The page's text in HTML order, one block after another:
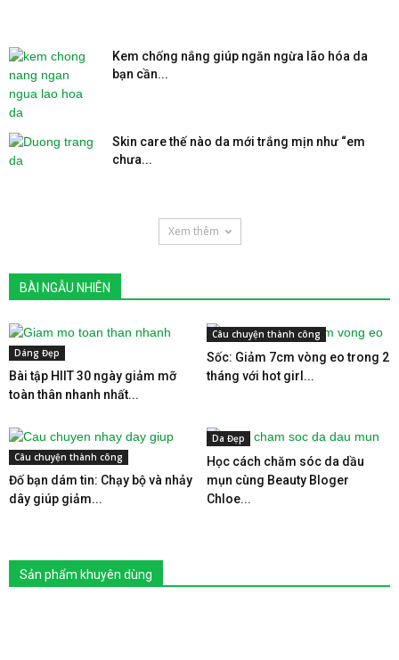
Kem chống nắng giúp ngăn ngừa lão hóa da
bạn cần...
Skin care thế nào da mới trắng mịn như “em
chưa...
Xem thêm
BÀI NGẪU NHIÊN
Dáng Đẹp
Bài tập HIIT 30 ngày giảm mỡ
toàn thân nhanh nhất...
Câu chuyện thành công
Sốc: Giảm 7cm vòng eo trong 2
tháng với hot girl...
Câu chuyện thành công
Đố bạn dám tin: Chạy bộ và nhảy
dây giúp giảm...
Da Đẹp
Học cách chăm sóc da dầu
mụn cùng Beauty Bloger
Chloe...
Sản phẩm khuyên dùng